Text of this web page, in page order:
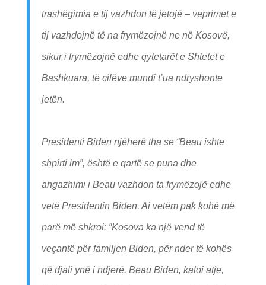
trashëgimia e tij vazhdon të jetojë – veprimet e
tij vazhdojnë të na frymëzojnë ne në Kosovë,
sikur i frymëzojnë edhe qytetarët e Shtetet e
Bashkuara, të cilëve mundi t’ua ndryshonte
jetën.
Presidenti Biden njëherë tha se “Beau ishte
shpirti im”, është e qartë se puna dhe
angazhimi i Beau vazhdon ta frymëzojë edhe
vetë Presidentin Biden. Ai vetëm pak kohë më
parë më shkroi: ”Kosova ka një vend të
veçantë për familjen Biden, për nder të kohës
që djali ynë i ndjerë, Beau Biden, kaloi atje,